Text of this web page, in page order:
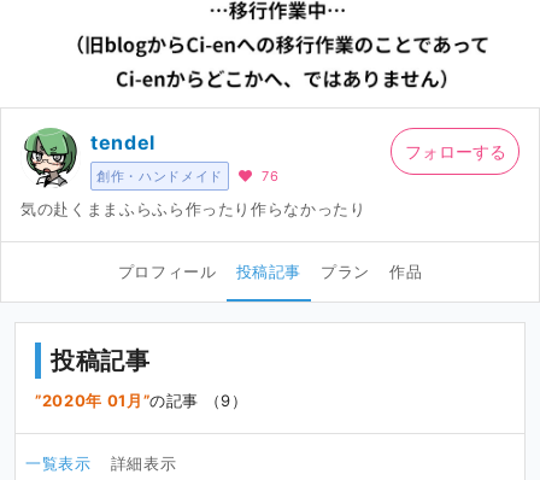
創作・ハンドメイド
tendel
76
気の赴くままふらふら作ったり作らなかったり
フォローする
プロフィール 投稿記事 プラン 作品
投稿記事
2020年 01月 の記事 （9）
一覧表示 詳細表示